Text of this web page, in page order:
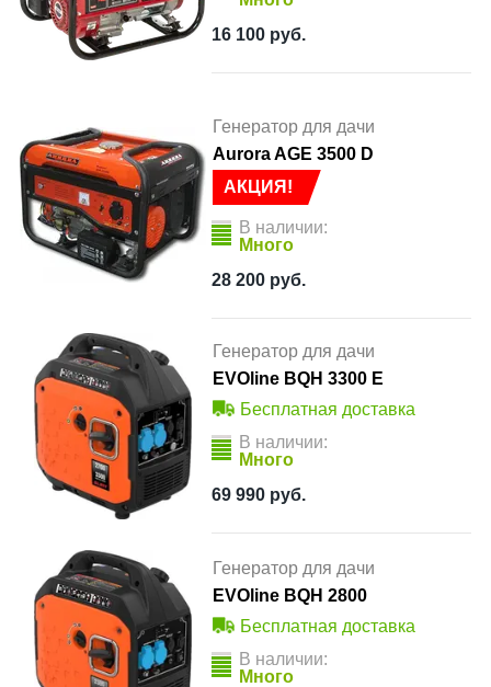
16 100 руб.
Генератор для дачи
АКЦИЯ!
Aurora AGE 3500 D
В наличии:
Много
28 200 руб.
Генератор для дачи
EVOline BQH 3300 E
Бесплатная доставка
В наличии:
Много
69 990 руб.
Генератор для дачи
EVOline BQH 2800
Бесплатная доставка
В наличии:
Много